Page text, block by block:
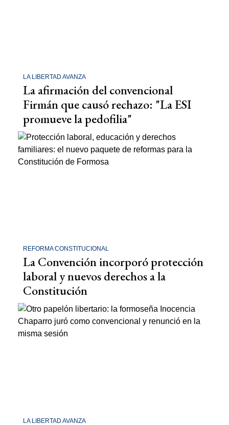
LA LIBERTAD AVANZA
La afirmación del convencional
Firmán que causó rechazo: "La ESI
promueve la pedofilia"
REFORMA CONSTITUCIONAL
La Convención incorporó protección
laboral y nuevos derechos a la
Constitución
LA LIBERTAD AVANZA